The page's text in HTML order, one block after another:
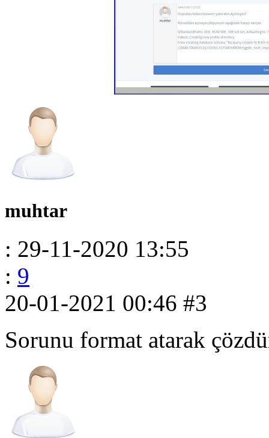
muhtar
: 29-11-2020 13:55
: 9
20-01-2021 00:46 #3
Sorunu format atarak